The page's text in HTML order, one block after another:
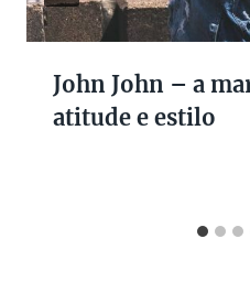
John John – a
atitude e estilo